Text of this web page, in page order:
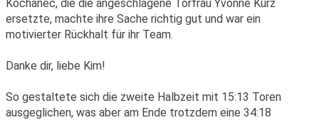
Kochanec, die die angeschlagene Torfrau Yvonne Kurz
ersetzte, machte ihre Sache richtig gut und war ein
motivierter Rückhalt für ihr Team.
Danke dir, liebe Kim!
So gestaltete sich die zweite Halbzeit mit 15:13 Toren
ausgeglichen, was aber am Ende trotzdem eine 34:18